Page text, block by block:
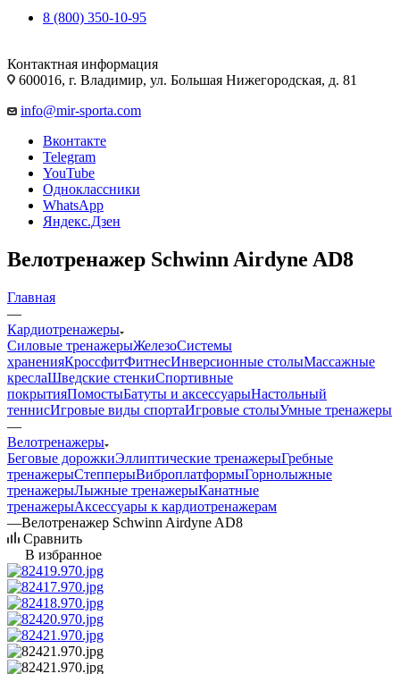
8 (800) 350-10-95
Контактная информация
600016, г. Владимир, ул. Большая Нижегородская, д. 81
info@mir-sporta.com
Вконтакте
Telegram
YouTube
Одноклассники
WhatsApp
Яндекс.Дзен
Велотренажер Schwinn Airdyne AD8
Главная
—
Кардиотренажеры
Силовые тренажерыЖелезоСистемы
храненияКроссфитФитнесИнверсионные столыМассажные
креслаШведские стенкиСпортивные
покрытияПомостыБатуты и аксессуарыНастольный
теннисИгровые виды спортаИгровые столыУмные тренажеры
—
Велотренажеры
Беговые дорожкиЭллиптические тренажерыГребные
тренажерыСтепперыВиброплатформыГорнолыжные
тренажерыЛыжные тренажерыКанатные
тренажерыАксессуары к кардиотренажерам
—Велотренажер Schwinn Airdyne AD8
Сравнить
В избранное